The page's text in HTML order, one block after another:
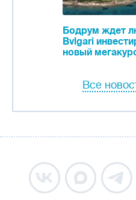
Бодрум ждет
Bvlgari
новый
Все